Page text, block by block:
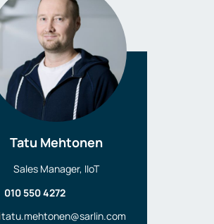
Tatu Mehtonen
Sales Manager, IIoT
010 550 4272
tatu.mehtonen@sarlin.com